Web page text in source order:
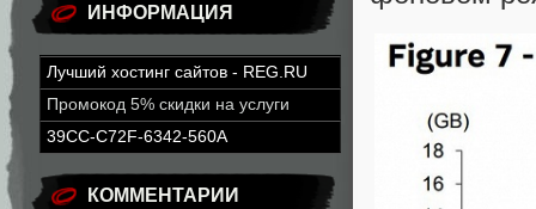
ИНФОРМАЦИЯ
Лучший хостинг сайтов - REG.RU
Промокод 5% скидки на услуги
39CC-C72F-6342-560A
КОММЕНТАРИИ